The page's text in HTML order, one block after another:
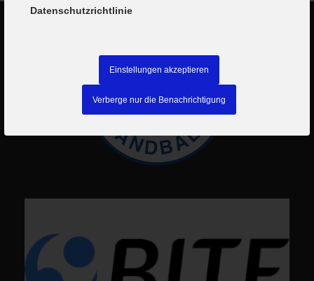
Datenschutzrichtlinie
Einstellungen akzeptieren
Verberge nur die Benachrichtigung